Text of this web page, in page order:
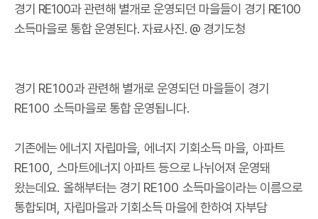
경기 RE100과 관련해 별개로 운영되던 마을들이 경기 RE100
소득마을로 통합 운영된다. 자료사진. @ 경기도청
경기 RE100과 관련해 별개로 운영되던 마을들이 경기
RE100 소득마을로 통합 운영됩니다.
기존에는 에너지 자립마을 에너지 기회소득 마을 아파트
RE100, 스마트에너지 아파트 등으로 나뉘어져 운영돼
왔는데요. 올해부터는 경기 RE100 소득마을이라는 이름으로
통합되며 자립마을과 기회소득 마을에 한하여 자부담